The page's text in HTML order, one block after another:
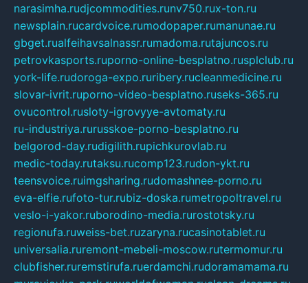
narasimha.rudjcommodities.runv750.rux-ton.ru
newsplain.rucardvoice.rumodopaper.rumanunae.ru
gbget.rualfeihavsalnassr.rumadoma.rutajuncos.ru
petrovkasports.ruporno-online-besplatno.rusplclub.ru
york-life.rudoroga-expo.ruribery.rucleanmedicine.ru
slovar-ivrit.ruporno-video-besplatno.ruseks-365.ru
ovucontrol.rusloty-igrovyye-avtomaty.ru
ru-industriya.rurusskoe-porno-besplatno.ru
belgorod-day.rudigilith.rupichkurovlab.ru
medic-today.rutaksu.rucomp123.rudon-ykt.ru
teensvoice.ruimgsharing.rudomashnee-porno.ru
eva-elfie.rufoto-tur.rubiz-doska.rumetropoltravel.ru
veslo-i-yakor.ruborodino-media.rurostotsky.ru
regionufa.ruweiss-bet.ruzaryna.rucasinotablet.ru
universalia.ruremont-mebeli-moscow.rutermomur.ru
clubfisher.ruremstirufa.ruerdamchi.rudoramamama.ru